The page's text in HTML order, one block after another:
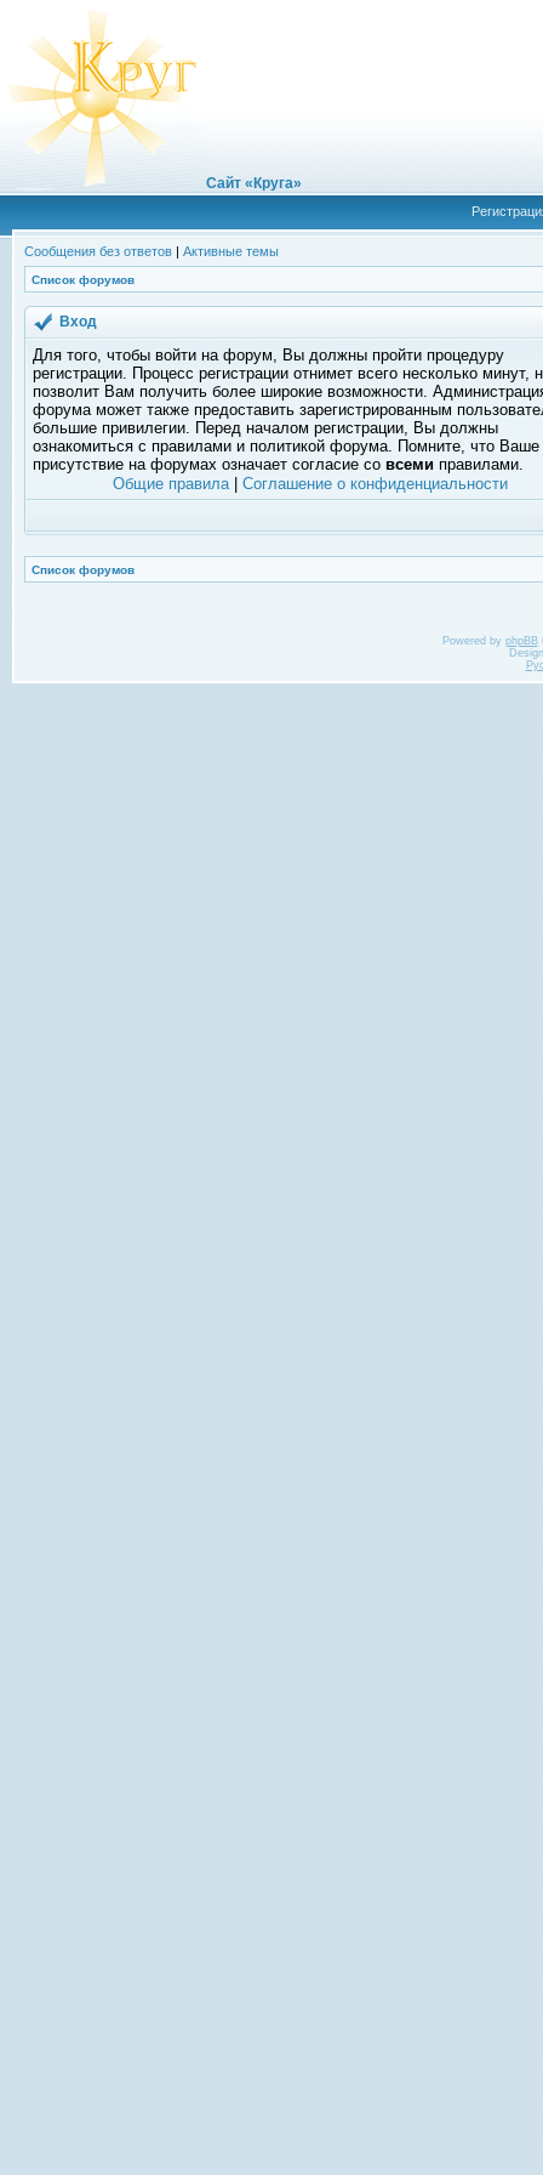
Сайт «Круга»
Сообщения без ответов | Активные темы
Список форумов
Вход
Для того, чтобы войти на форум, Вы должны пройти процедуру
регистрации. Процесс регистрации отнимет всего несколько минут,
позволит Вам получить более широкие возможности.
форума может также предоставить зарегистрированным
большие привилегии. Перед началом регистрации, Вы должны
ознакомиться с правилами и политикой форума. Помните, что Ваше
присутствие на форумах означает согласие со всеми правилами.
Общие правила| Соглашение о конфиденциальности
Список форумов
Powered by phpBB